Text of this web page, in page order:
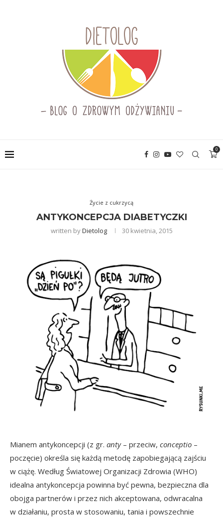
0
Życie z cukrzycą
ANTYKONCEPCJA DIABETYCZKI
written byDietolog 30 kwietnia, 2015
Mianem antykoncepcji (z gr. anty– przeciw, conceptio –
poczęcie) określa się każdą metodę zapobiegającą zajściu
w ciążę. Według Światowej Organizacji Zdrowia (WHO)
idealna antykoncepcja powinna być pewna, bezpieczna dla
obojga partnerów i przez nich akceptowana, odwracalna
w działaniu, prosta w stosowaniu, tania i powszechnie